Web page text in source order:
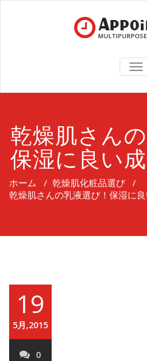
乾燥肌さん
保湿に良い
ホーム / 乾燥肌化粧品選び /
乾燥肌さんの乳液選び！保湿に良
19
5月,2015
0